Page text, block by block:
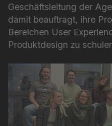
Geschäftsleitung der
damit beauftragt, ihre
Bereichen User
Produktdesign zu